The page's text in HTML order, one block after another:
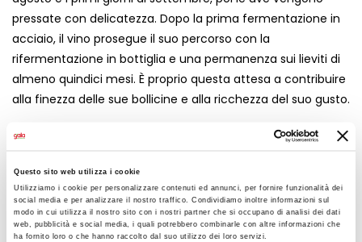
Questo sito web utilizza i cookie
Utilizziamo i cookie per personalizzare contenuti ed annunci, per fornire funzionalità dei
social media e per analizzare il nostro traffico. Condividiamo inoltre informazioni sul
modo in cui utilizza il nostro sito con i nostri partner che si occupano di analisi dei dati
web, pubblicità e social media, i quali potrebbero combinarle con altre informazioni che
ha fornito loro o che hanno raccolto dal suo utilizzo dei loro servizi.
pressate con delicatezza. Dopo la prima fermentazione in
acciaio, il vino prosegue il suo percorso con la
rifermentazione in bottiglia e una permanenza sui lieviti di
almeno quindici mesi. È proprio questa attesa a contribuire
alla finezza delle sue bollicine e alla ricchezza del suo gusto.
Le Premier Brut Cesarini Sforza è una scelta ideale per un
aperitivo elegante, un brindisi speciale o una cena in
compagnia. Uno spumante capace di accompagnare con
discrezione e carattere i momenti più conviviali, portando